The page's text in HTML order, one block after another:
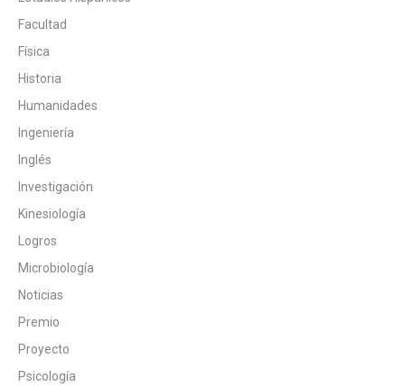
Facultad
Física
Historia
Humanidades
Ingeniería
Inglés
Investigación
Kinesiología
Logros
Microbiología
Noticias
Premio
Proyecto
Psicología